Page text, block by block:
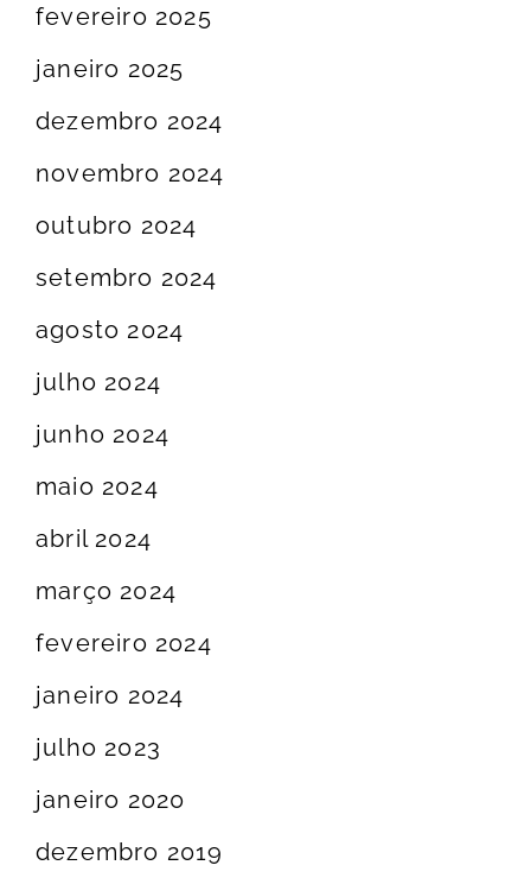
fevereiro 2025
janeiro 2025
dezembro 2024
novembro 2024
outubro 2024
setembro 2024
agosto 2024
julho 2024
junho 2024
maio 2024
abril 2024
março 2024
fevereiro 2024
janeiro 2024
julho 2023
janeiro 2020
dezembro 2019